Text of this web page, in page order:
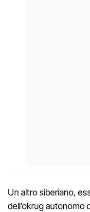
Un altro siberiano,
dell’okrug autonomo